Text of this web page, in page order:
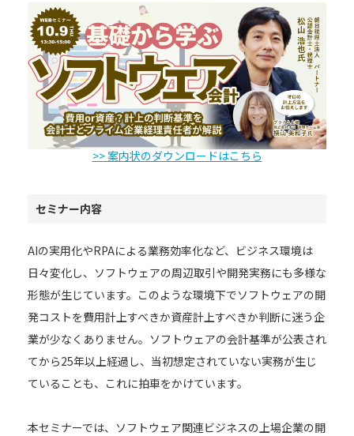
>> 案内状のダウンロードはこちら
セミナー内容
AIの実用化やRPAによる業務効率化など、ビジネス環境は
日々変化し、ソフトウェアの周辺取引や開発実務にも多様な
形態が生じています。このような環境下でソフトウェアの開
発コストを費用計上すべきか資産計上すべきか判断に迷う企
業が少なくありません。ソフトウェアの会計基準が公表され
てから25年以上経過し、当初想定されていない実務が生じ
ていることも、これに拍車をかけています。
本セミナーでは、ソフトウェア関連ビジネスの上場企業の開